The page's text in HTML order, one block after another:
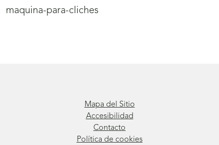
maquina-para-cliches
Mapa del Sitio
Accesibilidad
Contacto
Política de cookies